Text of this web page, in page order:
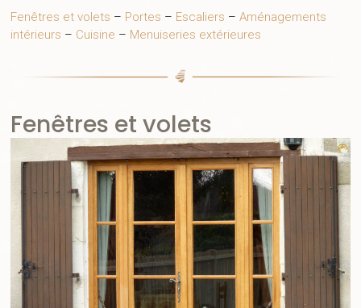
Fenêtres et volets – Portes – Escaliers –Aménagements
intérieurs – Cuisine – Menuiseries extérieures
Fenêtres et volets